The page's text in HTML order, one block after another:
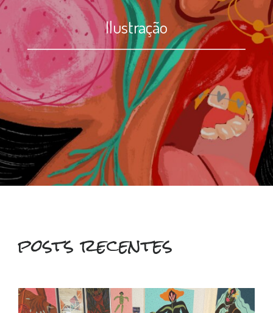
Ilustração
posts recentes